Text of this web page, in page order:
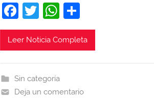
F
a
c
b
o
T
w
itt
W
h
at
A
p
o
m
tir
Leer Noticia Completa
Sin categoría
Deja un comentario